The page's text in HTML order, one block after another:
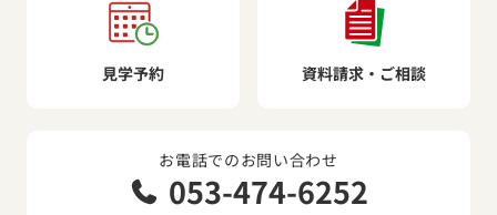
見学予約 資料請求・ご相談
お電話でのお問い合わせ
053-474-6252